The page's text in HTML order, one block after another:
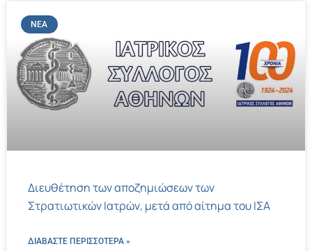
ΝΈΑ
Διευθέτηση των αποζημιώσεων των
Στρατιωτικών Ιατρών, μετά από αίτημα του ΙΣΑ
ΔΙΑΒΑΣΤΕ ΠΕΡΙΣΣΌΤΕΡΑ »